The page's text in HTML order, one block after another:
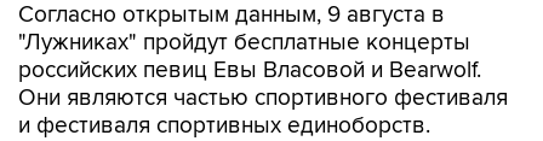
Согласно открытым данным, 9 августа в
"Лужниках" пройдут бесплатные концерты
российских певиц Евы Власовой и Bearwolf.
Они являются частью спортивного фестиваля
и фестиваля спортивных единоборств.